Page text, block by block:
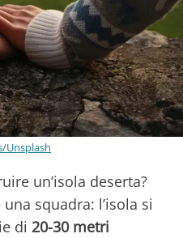
Unsplash
un’isola deserta?
squadra: l’isola si
di 20-30 metri